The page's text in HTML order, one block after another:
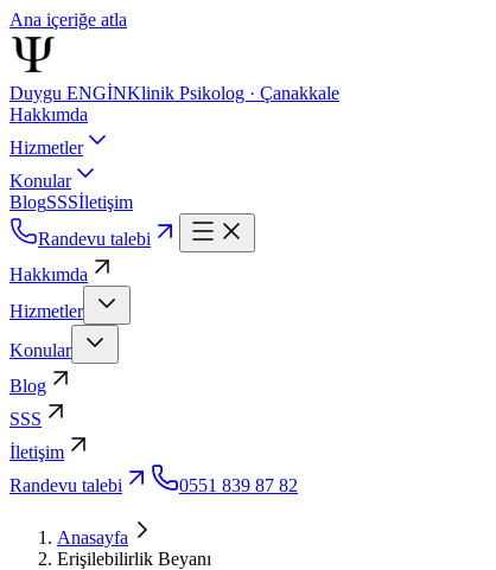
Ana içeriğe atla
Duygu ENGİNKlinik Psikolog · Çanakkale
Hakkımda
Hizmetler
Konular
BlogSSSİletişim
Randevu talebi
Hakkımda
Hizmetler
Konular
Blog
SSS
İletişim
Randevu talebi
0551 839 87 82
Anasayfa
Erişilebilirlik Beyanı